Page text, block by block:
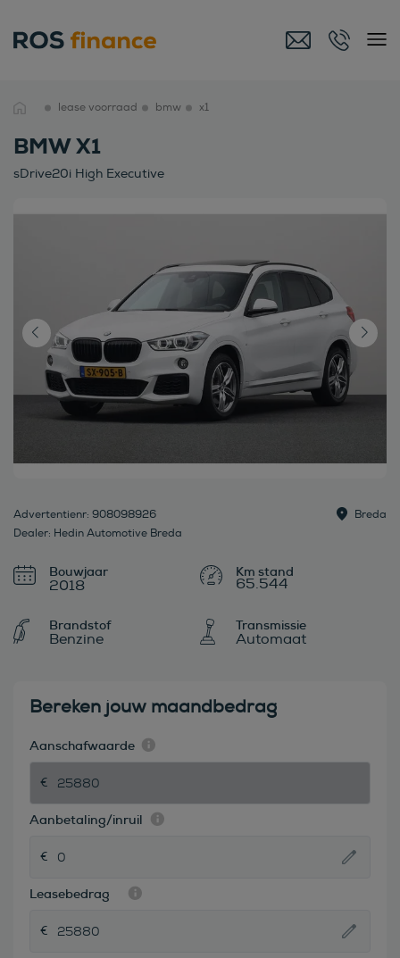
lease voorraad bmw x1
BMW X1
sDrive20i High Executive
Advertentienr: 908098926
Dealer: Hedin Automotive Breda
Breda
Bouwjaar
2018 65.544
Brandstof
Benzine
Transmissie
Automaat
Bereken jouw maandbedrag
Aanschafwaarde
Aanbetaling/inruil
Leasebedrag